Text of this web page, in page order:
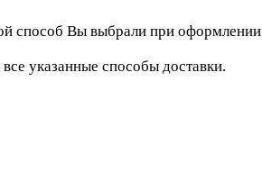
способ Вы выбрали при
указанные способы доставки.